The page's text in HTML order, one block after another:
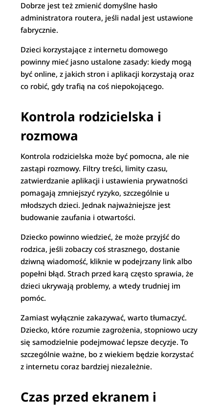
Dobrze jest też zmienić domyślne hasło
administratora routera, jeśli nadal jest ustawione
fabrycznie.
Dzieci korzystające z internetu domowego
powinny mieć jasno ustalone zasady: kiedy mogą
być online, z jakich stron i aplikacji korzystają oraz
co robić, gdy trafią na coś niepokojącego.
Kontrola rodzicielska i
rozmowa
Kontrola rodzicielska może być pomocna, ale nie
zastąpi rozmowy. Filtry treści, limity czasu,
zatwierdzanie aplikacji i ustawienia prywatności
pomagają zmniejszyć ryzyko, szczególnie u
młodszych dzieci. Jednak najważniejsze jest
budowanie zaufania i otwartości.
Dziecko powinno wiedzieć, że może przyjść do
rodzica, jeśli zobaczy coś strasznego, dostanie
dziwną wiadomość, kliknie w podejrzany link albo
popełni błąd. Strach przed karą często sprawia, że
dzieci ukrywają problemy, a wtedy trudniej im
pomóc.
Zamiast wyłącznie zakazywać, warto tłumaczyć.
Dziecko, które rozumie zagrożenia, stopniowo uczy
się samodzielnie podejmować lepsze decyzje. To
szczególnie ważne, bo z wiekiem będzie korzystać
z internetu coraz bardziej niezależnie.
Czas przed ekranem i